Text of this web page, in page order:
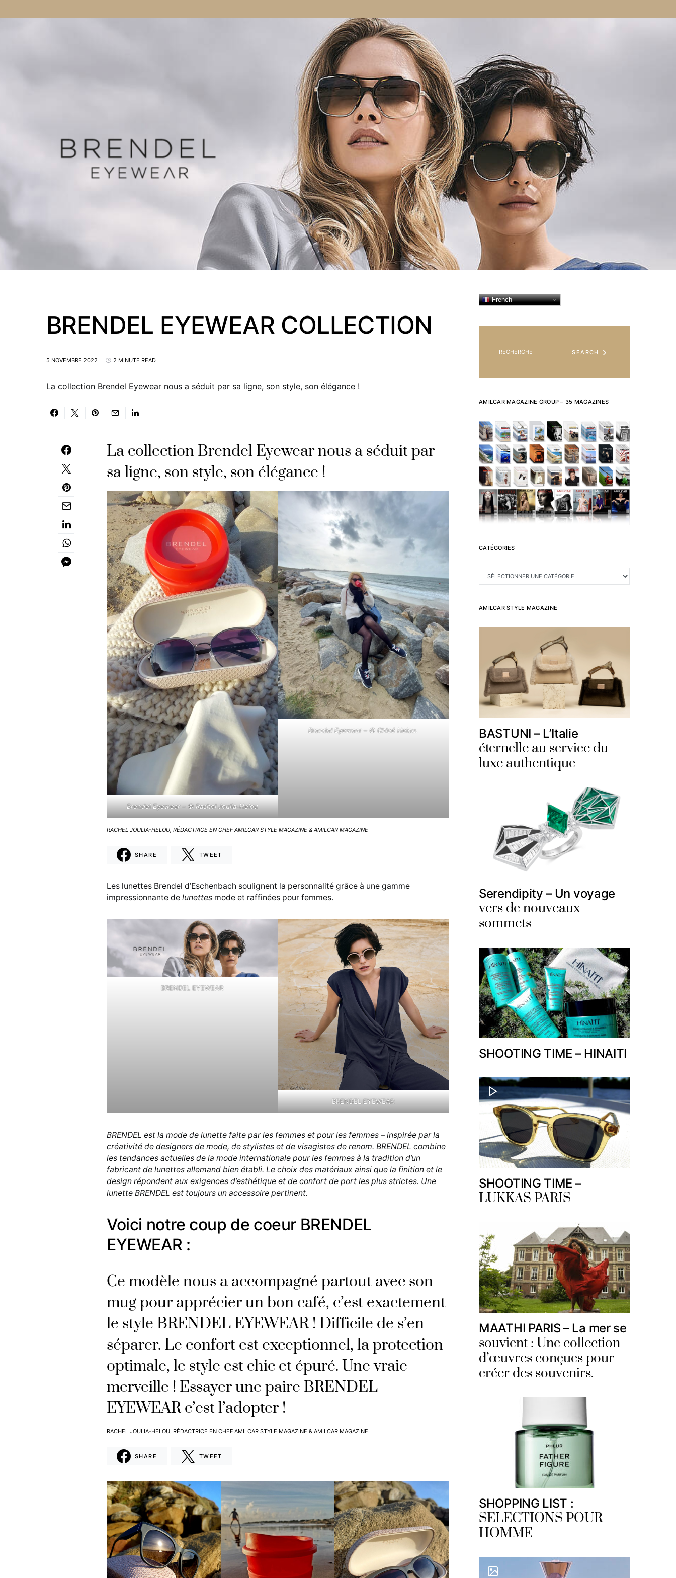
BRENDEL EYEWEAR COLLECTION
5 NOVEMBRE 2022 2 MINUTE READ
La collection Brendel Eyewear nous a séduit par sa ligne, son style, son élégance !
La collection Brendel Eyewear nous a séduit par
sa ligne, son style, son élégance !
Brendel Eyewear – © Rachel Joulia-Helou
Brendel Eyewear – © Chloé Helou.
RACHEL JOULIA-HELOU, RÉDACTRICE EN CHEF AMILCAR STYLE MAGAZINE & AMILCAR MAGAZINE
SHARE TWEET
Les lunettes Brendel d’Eschenbach soulignent la personnalité grâce à une gamme
impressionnante de lunettes mode et raffinées pour femmes.
BRENDEL EYEWEAR
BRENDEL EYEWEAR
BRENDEL est la mode de lunette faite par les femmes et pour les femmes – inspirée par la
créativité de designers de mode, de stylistes et de visagistes de renom. BRENDEL combine
les tendances actuelles de la mode internationale pour les femmes à la tradition d’un
fabricant de lunettes allemand bien établi. Le choix des matériaux ainsi que la finition et le
design répondent aux exigences d’esthétique et de confort de port les plus strictes. Une
lunette BRENDEL est toujours un accessoire pertinent.
Voici notre coup de coeur BRENDEL
EYEWEAR :
Ce modèle nous a accompagné partout avec son
mug pour apprécier un bon café, c’est exactement
le style BRENDEL EYEWEAR ! Difficile de s’en
séparer. Le confort est exceptionnel, la protection
optimale, le style est chic et épuré. Une vraie
merveille ! Essayer une paire BRENDEL
EYEWEAR c’est l’adopter !
RACHEL JOULIA-HELOU, RÉDACTRICE EN CHEF AMILCAR STYLE MAGAZINE & AMILCAR MAGAZINE
SHARE TWEET
French
SEARCH
AMILCAR MAGAZINE GROUP – 35 MAGAZINES
CATÉGORIES
CATÉGORIES
AMILCAR STYLE MAGAZINE
BASTUNI – L’Italie
éternelle au service du
luxe authentique
Serendipity – Un voyage
vers de nouveaux
sommets
SHOOTING TIME – HINAITI
SHOOTING TIME –
LUKKAS PARIS
MAATHI PARIS – La mer se
souvient : Une collection
d’œuvres conçues pour
créer des souvenirs.
SHOPPING LIST :
SELECTIONS POUR
HOMME